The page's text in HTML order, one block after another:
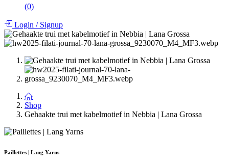
(0)
Login /Signup
Shop
Gehaakte trui met kabelmotief in Nebbia | Lana Grossa
Paillettes | Lang Yarns